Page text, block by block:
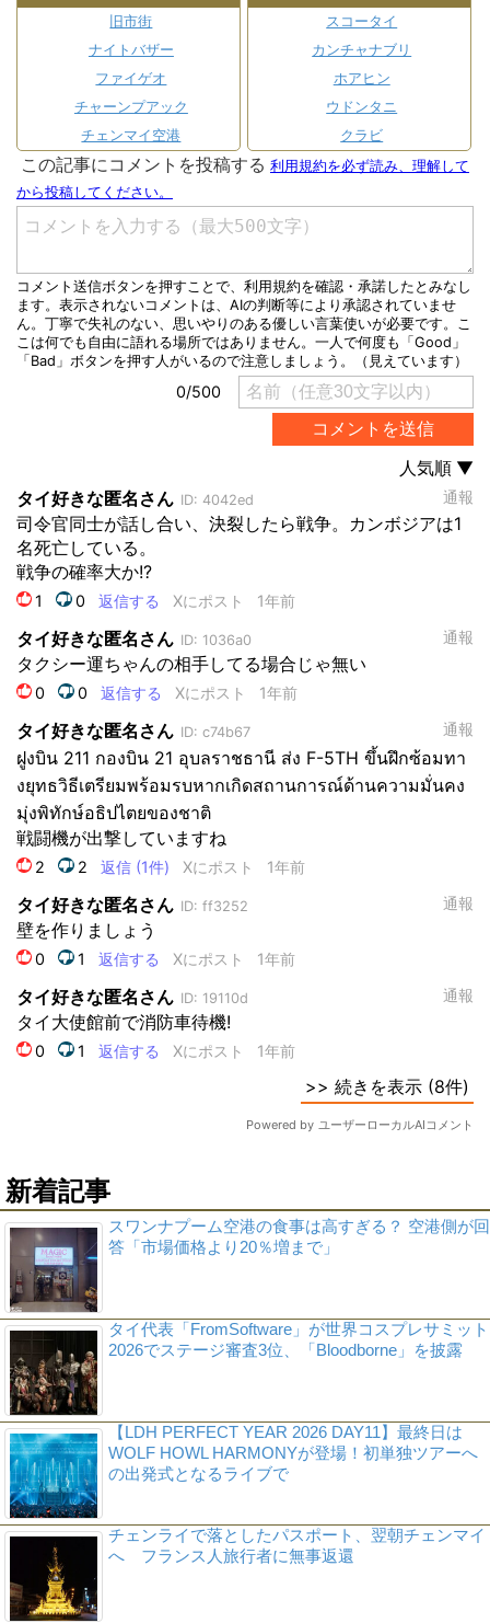
旧市街
ナイトバザー
ファイゲオ
チャーンプアック
チェンマイ空港
スコータイ
カンチャナブリ
ホアヒン
ウドンタニ
クラビ
新着記事
スワンナプーム空港の食事は高すぎる？ 空港側が回
答「市場価格より20％増まで」
タイ代表「FromSoftware」が世界コスプレサミット
2026でステージ審査3位、「Bloodborne」を披露
【LDH PERFECT YEAR 2026 DAY11】最終日は
WOLF HOWL HARMONYが登場！初単独ツアーへ
の出発式となるライブで
チェンライで落としたパスポート、翌朝チェンマイ
へ フランス人旅行者に無事返還